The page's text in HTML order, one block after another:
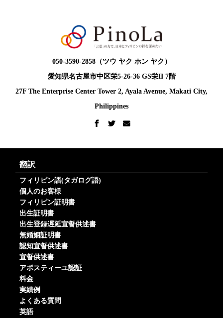
050-3590-2858（ツウ ヤク ホン ヤク）
愛知県名古屋市中区栄5-26-36 GS栄II 7階
27F The Enterprise Center Tower 2, Ayala Avenue, Makati City,
Philippines
翻訳
フィリピン語(タガログ語)
個人のお客様
フィリピン証明書
出生証明書
出生登録遅延宣誓供述書
無婚姻証明書
認知宣誓供述書
宣誓供述書
アポスティーユ認証
料金
実績例
よくある質問
英語